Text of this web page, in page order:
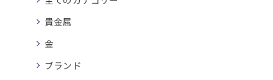
貴金属
金
ブランド